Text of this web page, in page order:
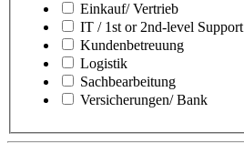
Einkauf/ Vertrieb
IT / 1st or 2nd-level Support
Kundenbetreuung
Logistik
Sachbearbeitung
Versicherungen/ Bank